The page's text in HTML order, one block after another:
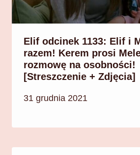
Elif odcinek 1133: Elif i
razem! Kerem prosi
rozmowę na osobności!
[Streszczenie + Zdjęcia]
31 grudnia 2021